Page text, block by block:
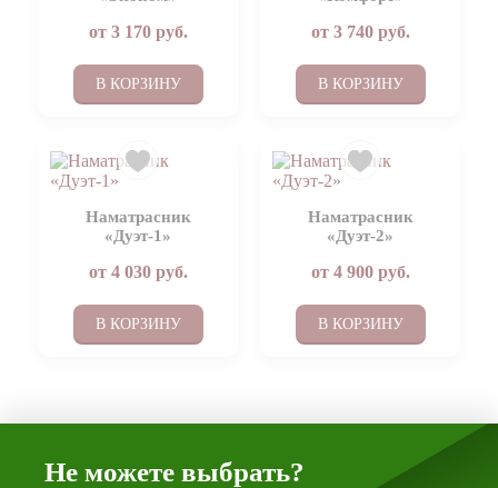
от 3 170руб.
В КОРЗИНУ
от 3 740руб.
В КОРЗИНУ
Наматрасник
«Дуэт-1»
от 4 030руб.
В КОРЗИНУ
Наматрасник
«Дуэт-2»
от 4 900руб.
В КОРЗИНУ
Не можете выбрать?